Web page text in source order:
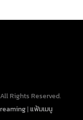
All Rights Reserved.
| แฟ้มเมนู